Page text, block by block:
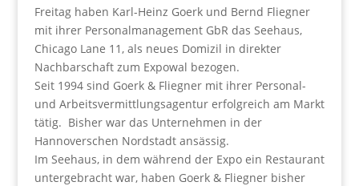
Freitag haben Karl-Heinz Goerk und Bernd Fliegner
mit ihrer Personalmanagement GbR das Seehaus,
Chicago Lane 11, als neues Domizil in direkter
Nachbarschaft zum Expowal bezogen.
Seit 1994 sind Goerk & Fliegner mit ihrer Personal-
und Arbeitsvermittlungsagentur erfolgreich am Markt
tätig. Bisher war das Unternehmen in der
Hannoverschen Nordstadt ansässig.
Im Seehaus, in dem während der Expo ein Restaurant
untergebracht war, haben Goerk & Fliegner bisher